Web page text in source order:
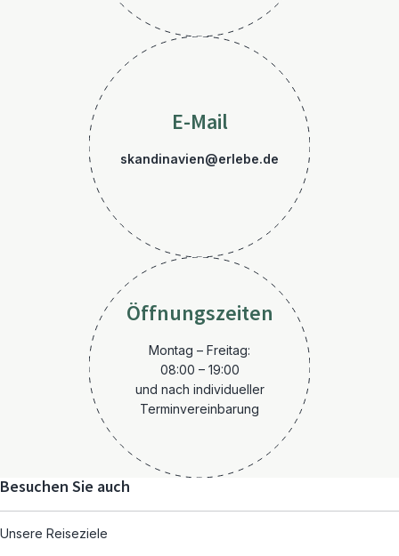
E-Mail
skandinavien@erlebe.de
Öffnungszeiten
Montag – Freitag:
08:00 – 19:00
und nach individueller
Terminvereinbarung
Besuchen Sie auch
Unsere Reiseziele